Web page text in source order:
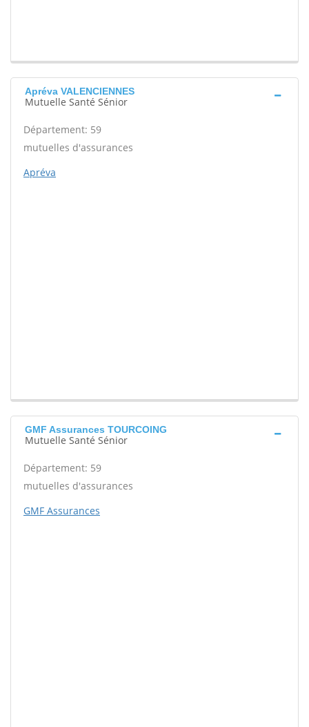
Apréva VALENCIENNES
Mutuelle Santé Sénior
Département: 59
mutuelles d'assurances
Apréva
GMF Assurances TOURCOING
Mutuelle Santé Sénior
Département: 59
mutuelles d'assurances
GMF Assurances